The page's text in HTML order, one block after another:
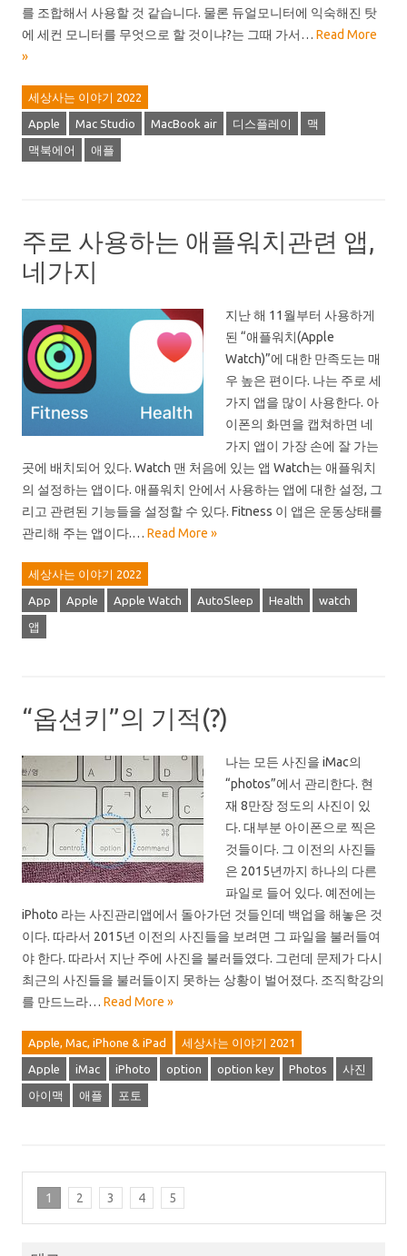
를 조합해서 사용할 것 같습니다. 물론 듀얼모니터에 익숙해진 탓
에 세컨 모니터를 무엇으로 할 것이냐?는 그때 가서… Read More
»
세상사는 이야기 2022
Apple Mac Studio MacBook air 디스플레이 맥
맥북에어 애플
주로 사용하는 애플워치관련 앱,
네가지
지난 해 11월부터 사용하게
된 “애플워치(Apple
Watch)”에 대한 만족도는 매
우 높은 편이다. 나는 주로 세
가지 앱을 많이 사용한다. 아
이폰의 화면을 캡쳐하면 네
가지 앱이 가장 손에 잘 가는
곳에 배치되어 있다. Watch 맨 처음에 있는 앱 Watch는 애플워치
의 설정하는 앱이다. 애플워치 안에서 사용하는 앱에 대한 설정, 그
리고 관련된 기능들을 설정할 수 있다. Fitness 이 앱은 운동상태를
관리해 주는 앱이다.… Read More »
세상사는 이야기 2022
App Apple Apple Watch AutoSleep Health watch
앱
“옵션키”의 기적(?)
나는 모든 사진을 iMac의
“photos”에서 관리한다. 현
재 8만장 정도의 사진이 있
다. 대부분 아이폰으로 찍은
것들이다. 그 이전의 사진들
은 2015년까지 하나의 다른
파일로 들어 있다. 예전에는
iPhoto 라는 사진관리앱에서 돌아가던 것들인데 백업을 해놓은 것
이다. 따라서 2015년 이전의 사진들을 보려면 그 파일을 불러들여
야 한다. 따라서 지난 주에 사진을 불러들였다. 그런데 문제가 다시
최근의 사진들을 불러들이지 못하는 상황이 벌어졌다. 조직학강의
를 만드느라… Read More »
Apple, Mac, iPhone & iPad 세상사는 이야기 2021
Apple iMac iPhoto option option key Photos 사진
아이맥 애플 포토
1 2 3 4 5